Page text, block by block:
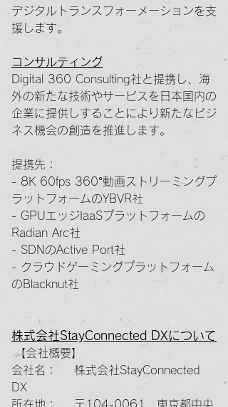
デジタルトランスフォーメーションを支
援します。
コンサルティング
Digital 360 Consulting社と提携し、海
外の新たな技術やサービスを日本国内の
企業に提供しすることにより新たなビジ
ネス機会の創造を推進します。
提携先：
- 8K 60fps 360°動画ストリーミングプ
ラットフォームのYBVR社
- GPUエッジIaaSプラットフォームの
Radian Arc社
- SDNのActive Port社
- クラウドゲーミングプラットフォーム
のBlacknut社
株式会社StayConnected DXについて
【会社概要】
会社名： 株式会社StayConnected
DX
所在地： 〒104-0061 東京都中央